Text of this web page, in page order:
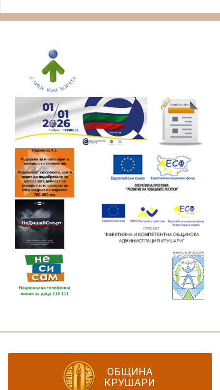
ОБЩИНА
КРУШАРИ